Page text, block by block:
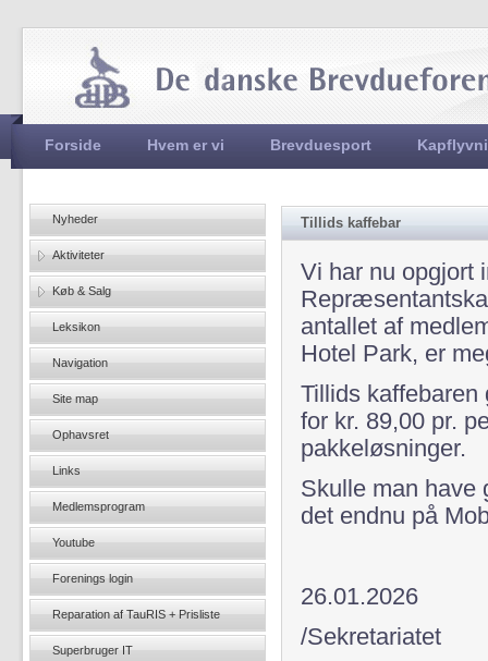
Hovedmenu
Forside Hvem er vi Brevduesport
Tillids kaffebar
Vi har nu opgjort
antallet af
Hotel Park, er
Tillids kaffebaren
for kr. 89,00 pr.
pakkeløsninger.
Skulle man have
det endnu på
26.01.2026
/Sekretariatet
Nyheder
Aktiviteter
Køb & Salg
Leksikon
Navigation
Site map
Ophavsret
Links
Medlemsprogram
Youtube
Forenings login
Reparation af TauRIS + Prisliste
Superbruger IT